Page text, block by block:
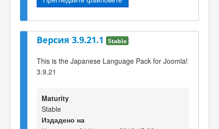
Версия 3.9.21.1 Stable
This is the Japanese Language Pack for Joomla!
3.9.21
Maturity
Stable
Издадено на